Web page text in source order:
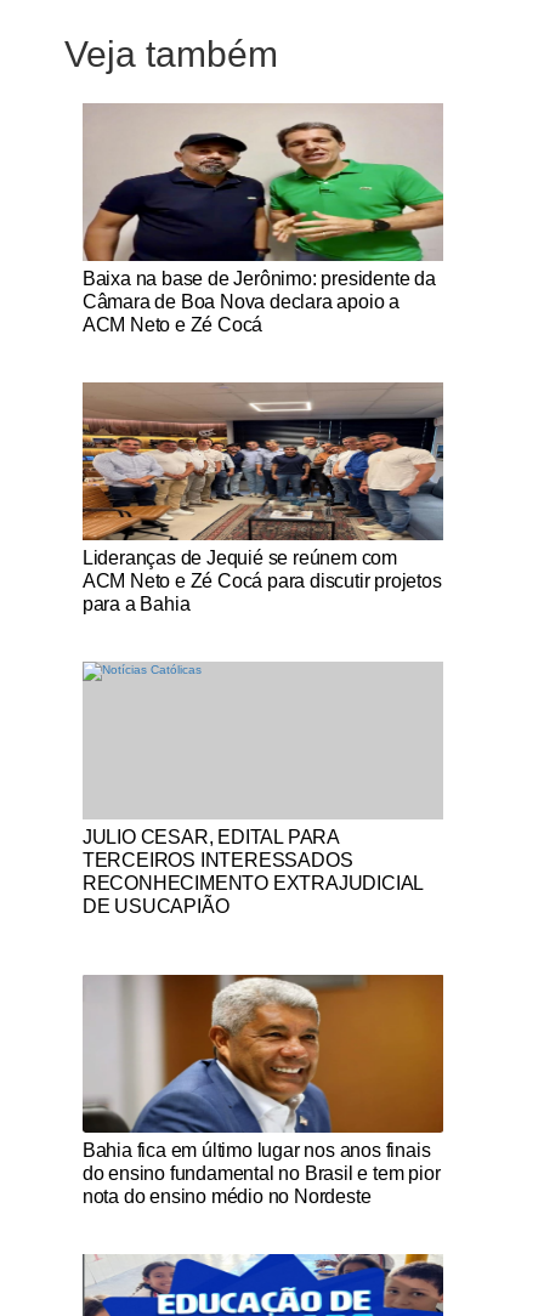
Veja também
Notícias Católicas
Baixa na base de Jerônimo: presidente da
Câmara de Boa Nova declara apoio a
ACM Neto e Zé Cocá
Notícias Católicas
Lideranças de Jequié se reúnem com
ACM Neto e Zé Cocá para discutir projetos
para a Bahia
Notícias Católicas
JULIO CESAR, EDITAL PARA
TERCEIROS INTERESSADOS
RECONHECIMENTO EXTRAJUDICIAL
DE USUCAPIÃO
Notícias Católicas
Bahia fica em último lugar nos anos finais
do ensino fundamental no Brasil e tem pior
nota do ensino médio no Nordeste